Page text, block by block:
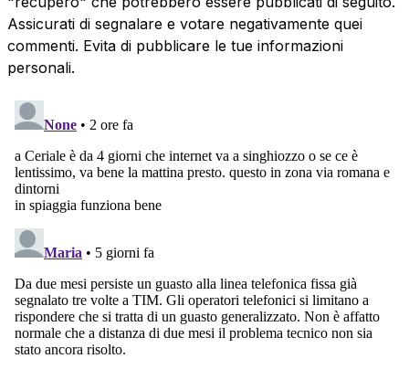
Assicurati di segnalare e votare negativamente quei
commenti. Evita di pubblicare le tue informazioni
personali.